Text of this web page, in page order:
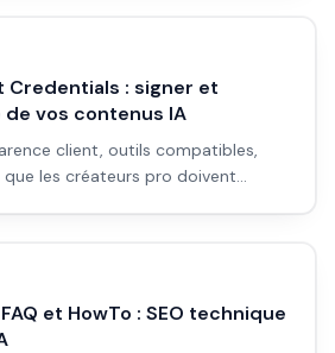
Credentials : signer et
de vos contenus IA
client, outils compatibles,
les créateurs pro doivent
et HowTo : SEO technique